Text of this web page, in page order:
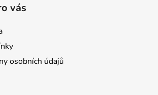
u
vás
osobních údajů